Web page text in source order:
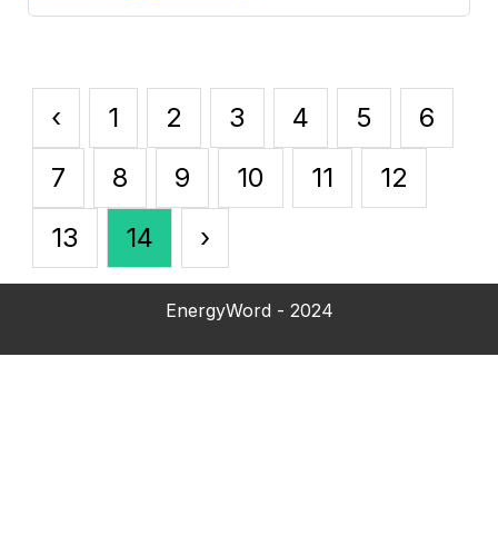
‹ 1 2 3 4 5
6
7
8 9 10 11
12
13
14 ›
EnergyWord - 2024